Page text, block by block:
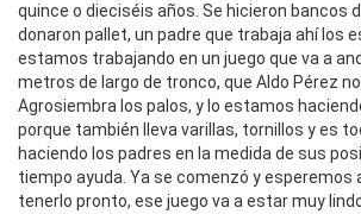
quince o dieciséis años. Se hicieron bancos
donaron pallet, un padre que trabaja ahí los
estamos trabajando en un juego que va a
metros de largo de tronco, que Aldo Pérez
Agrosiembra los palos, y lo estamos
porque también lleva varillas, tornillos y es
haciendo los padres en la medida de sus
tiempo ayuda. Ya se comenzó y esperemos
tenerlo pronto, ese juego va a estar muy